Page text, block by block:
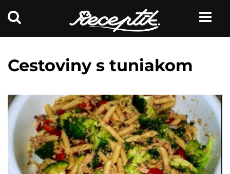
Cestoviny s tuniakom